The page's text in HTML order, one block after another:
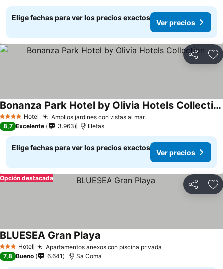
Elige fechas para ver los precios exactos
Ver precios
Compartir
4 EstrellasHotel Amplios jardines con vistas al mar.
Bonanza Park Hotel by Olivia Hotels Collection
8,7 Excelente 3.963 Illetas
Elige fechas para ver los precios exactos
Ver precios
Compartir
Opción destacada
3 Estrellas
Hotel Apartamentos anexos con piscina privada
BLUESEA Gran Playa
7,8 Bueno 6.641 Sa Coma